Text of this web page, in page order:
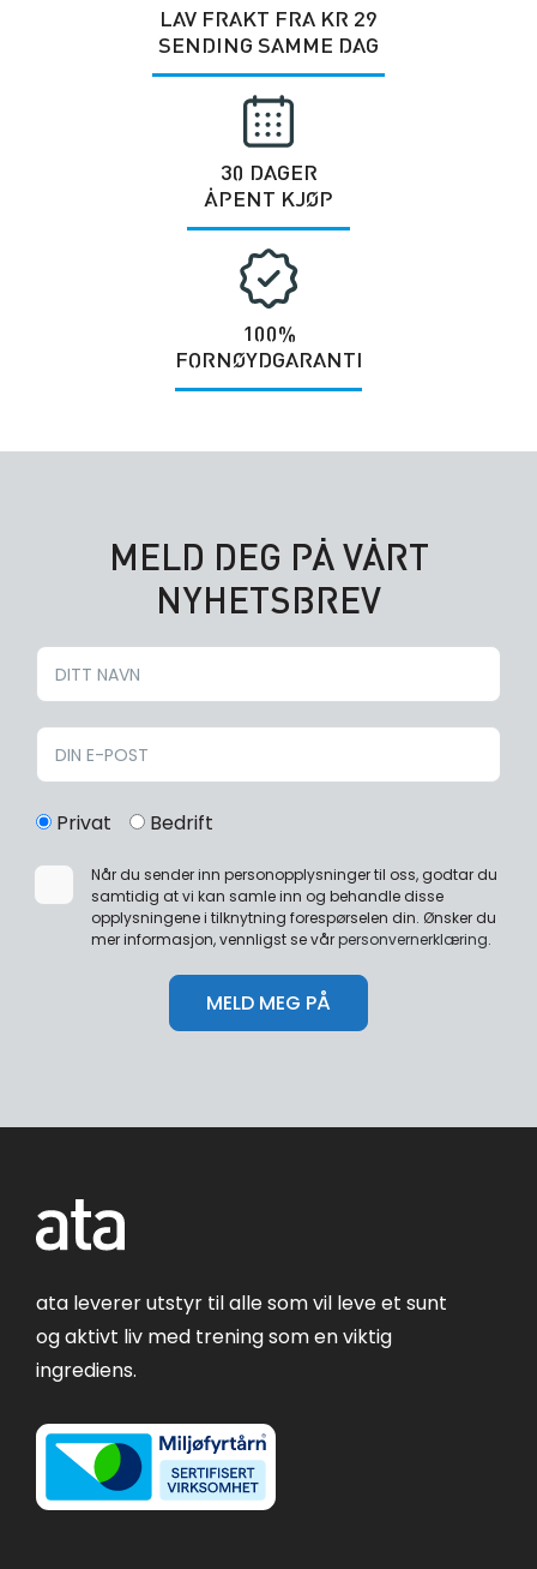
LAV FRAKT FRA KR 29
SENDING SAMME DAG
30 DAGER
ÅPENT KJØP
100%
FORNØYDGARANTI
MELD DEG PÅ VÅRT
NYHETSBREV
Privat Bedrift
Når du sender inn personopplysninger til oss, godtar du
samtidig at vi kan samle inn og behandle disse
opplysningene i tilknytning forespørselen din. Ønsker du
mer informasjon, vennligst se vårpersonvernerklæring.
ata leverer utstyr til alle som vil leve et sunt
og aktivt liv med trening som en viktig
ingrediens.